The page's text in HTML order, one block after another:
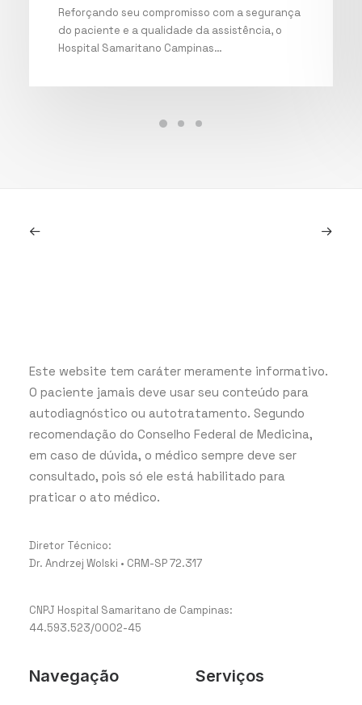
Reforçando seu compromisso com a segurança
do paciente e a qualidade da assistência, o
Hospital Samaritano Campinas…
Este website tem caráter meramente informativo.
O paciente jamais deve usar seu conteúdo para
autodiagnóstico ou autotratamento. Segundo
recomendação do Conselho Federal de Medicina,
em caso de dúvida, o médico sempre deve ser
consultado, pois só ele está habilitado para
praticar o ato médico.
Diretor Técnico:
Dr. Andrzej Wolski • CRM-SP 72.317
CNPJ Hospital Samaritano de Campinas:
44.593.523/0002-45
Navegação Serviços